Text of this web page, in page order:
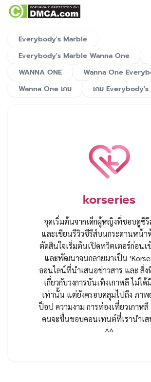
Everybody's Marble
Everybody's Marble Wanna One
WANNA ONE
Wanna One
Wanna One เกม
เกม
korseries
จุดเริ่มต้นจากเด็กผู้หญิงที่ชอบดูซีรี
และเขียนรีวิวซีรีส์บนกระดานหน้า
ตัดสินใจเริ่มต้นเปิดทวิตเตอร์ก่อนเ
และพัฒนาจนกลายมาเป็น
ออนไลน์ที่นำเสนอข่าวสาร และ สิ่ง
เกี่ยวกับวงการบันเทิงเกาหลี ไม่ไ
เท่านั้น แต่ยังครอบคลุมไปถึง ภาพ
ป็อป ความงาม การท่องเที่ยวเกาหลี
คนจะชื่นชอบคอนเทนต์ที่เรานำเ
^^